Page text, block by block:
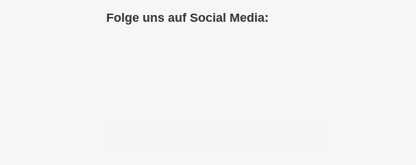
Folge uns auf Social Media: